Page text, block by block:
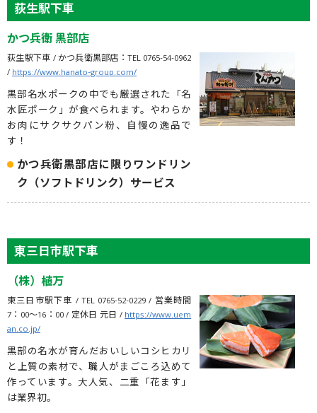
荻生駅下車
かつ兵衛 黒部店
荻生駅下車 / かつ兵衛黒部店：TEL 0765-54-0962
/https://www.hanato-group.com/
黒部名水ポークの中でも厳選された「名
水匠ポーク」が食べられます。やわらか
お肉にサクサクパン粉、自慢の逸品で
す！
かつ兵衛黒部店に限りワンドリン
ク（ソフトドリンク）サービス
東三日市駅下車
（株）植万
東三日市駅下車 / TEL 0765-52-0229 / 営業時間
7：00〜16：00 / 定休日 元日 /https://www.uem
an.co.jp/
黒部の名水が育んだおいしいコシヒカリ
と上質の素材で、職人がまごころ込めて
作っています。大人気、二重「花ます」
は業界初。